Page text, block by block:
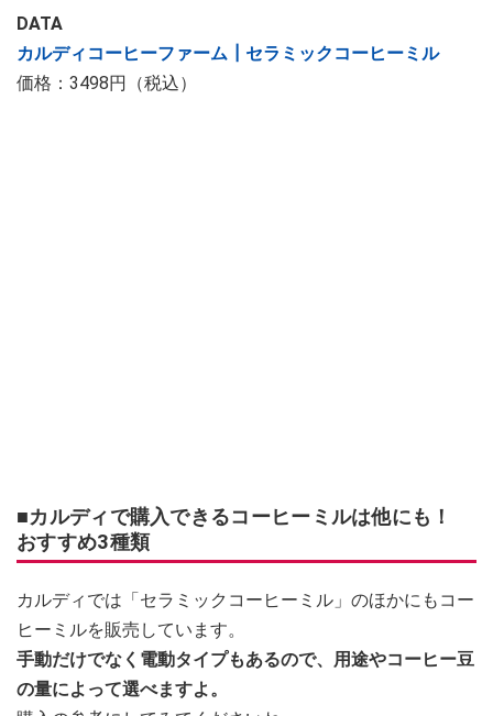
DATA
カルディコーヒーファーム┃セラミックコーヒーミル
価格：3498円（税込）
■カルディで購入できるコーヒーミルは他にも！
おすすめ3種類
カルディでは「セラミックコーヒーミル」のほかにもコー
ヒーミルを販売しています。
手動だけでなく電動タイプもあるので、用途やコーヒー豆
の量によって選べますよ。